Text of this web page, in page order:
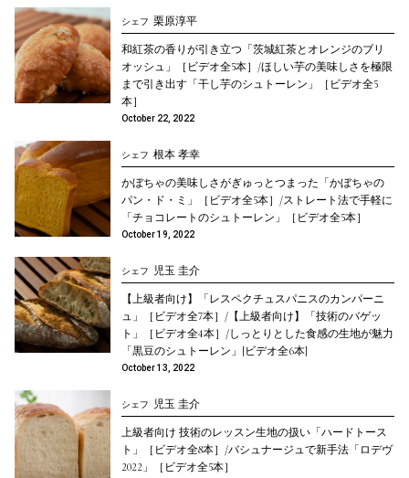
シェフ 栗原淳平
和紅茶の香りが引き立つ「茨城紅茶とオレンジのブリ
オッシュ」［ビデオ全5本］/ほしい芋の美味しさを極限
まで引き出す「干し芋のシュトーレン」［ビデオ全5
本］
October 22, 2022
シェフ 根本 孝幸
かぼちゃの美味しさがぎゅっとつまった「かぼちゃの
パン・ド・ミ」［ビデオ全5本］/ストレート法で手軽に
「チョコレートのシュトーレン」［ビデオ全5本］
October 19, 2022
シェフ 児玉 圭介
【上級者向け】「レスペクチュスパニスのカンパーニ
ュ」［ビデオ全7本］/【上級者向け】「技術のバゲッ
ト」［ビデオ全4本］/しっとりとした食感の生地が魅力
「黒豆のシュトーレン」[ビデオ全6本]
October 13, 2022
シェフ 児玉 圭介
上級者向け 技術のレッスン生地の扱い「ハードトース
ト」［ビデオ全8本］/バシュナージュで新手法「ロデヴ
2022」［ビデオ全5本］